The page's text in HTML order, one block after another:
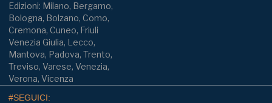
Edizioni: Milano, Bergamo,
Bologna, Bolzano, Como,
Cremona, Cuneo, Friuli
Venezia Giulia, Lecco,
Mantova, Padova, Trento,
Treviso, Varese, Venezia,
Verona, Vicenza
#SEGUICI: